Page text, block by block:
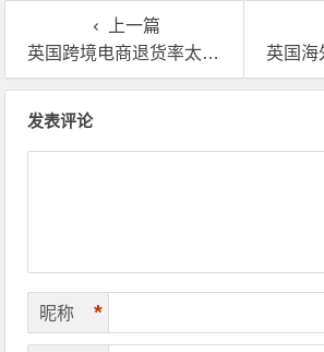
上一篇
英国跨境电商退货率太高？用英国海外仓啊！
英国海外仓的
发表评论
昵称 *